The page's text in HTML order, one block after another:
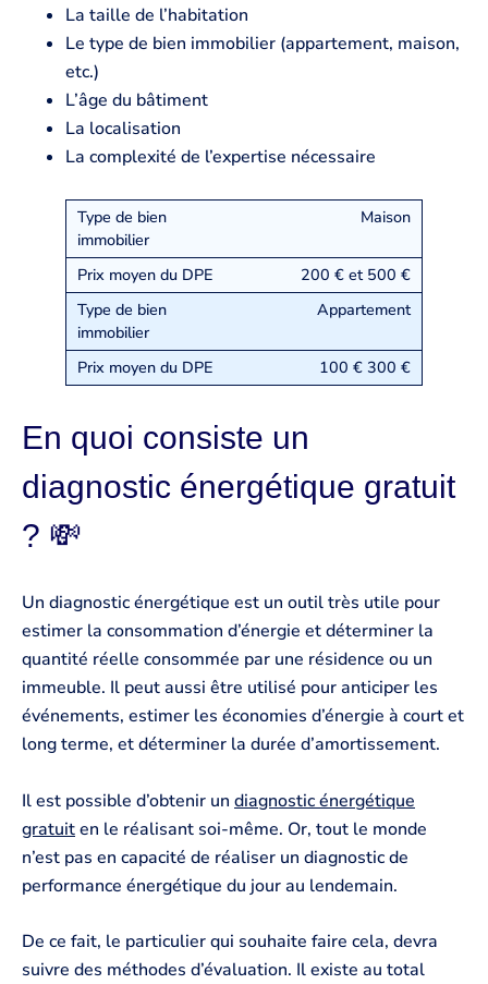
La taille de l’habitation
Le type de bien immobilier (appartement, maison,
etc.)
L’âge du bâtiment
La localisation
La complexité de l’expertise nécessaire
Maison
200 € et 500 €
Appartement
100 € 300 €
En quoi consiste un
diagnostic énergétique gratuit
? 💸
Un diagnostic énergétique est un outil très utile pour
estimer la consommation d’énergie et déterminer la
quantité réelle consommée par une résidence ou un
immeuble. Il peut aussi être utilisé pour anticiper les
événements, estimer les économies d’énergie à court et
long terme, et déterminer la durée d’amortissement.
Il est possible d’obtenir un diagnostic énergétique
gratuiten le réalisant soi-même. Or, tout le monde
n’est pas en capacité de réaliser un diagnostic de
performance énergétique du jour au lendemain.
De ce fait, le particulier qui souhaite faire cela, devra
suivre des méthodes d’évaluation. Il existe au total